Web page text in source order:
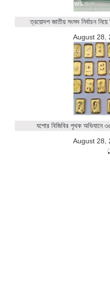
ত্রয়োদশ জাতীয় সংসদ নির্বাচন
August 28,
যশোর বিজিবির পৃথক অভিযানে
August 28,